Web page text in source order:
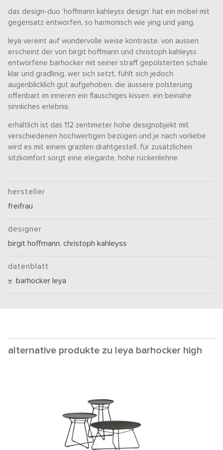
das design-duo ‘hoffmann kahleyss design‘ hat ein möbel mit
gegensatz entworfen, so harmonisch wie ying und yang.
leya vereint auf wundervolle weise kontraste. von aussen
erscheint der von birgit hoffmann und christoph kahleyss
entworfene barhocker mit seiner straff gepolsterten schale
klar und gradlinig. wer sich setzt, fühlt sich jedoch
augenblicklich gut aufgehoben. die äussere polsterung
offenbart im inneren ein flauschiges kissen. ein beinahe
sinnliches erlebnis.
erhältlich ist das 112 zentimeter hohe designobjekt mit
verschiedenen hochwertigen bezügen und je nach vorliebe
wird es mit einem grazilen drahtgestell. für zusätzlichen
sitzkomfort sorgt eine elegante, hohe rückenlehne.
hersteller
freifrau
designer
birgit hoffmann,christoph kahleyss
datenblatt
barhocker leya
alternative produkte zu leya barhocker high